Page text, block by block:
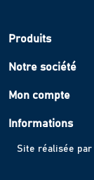
Produits
Notre société
Mon compte
Informations
Site réalisée par